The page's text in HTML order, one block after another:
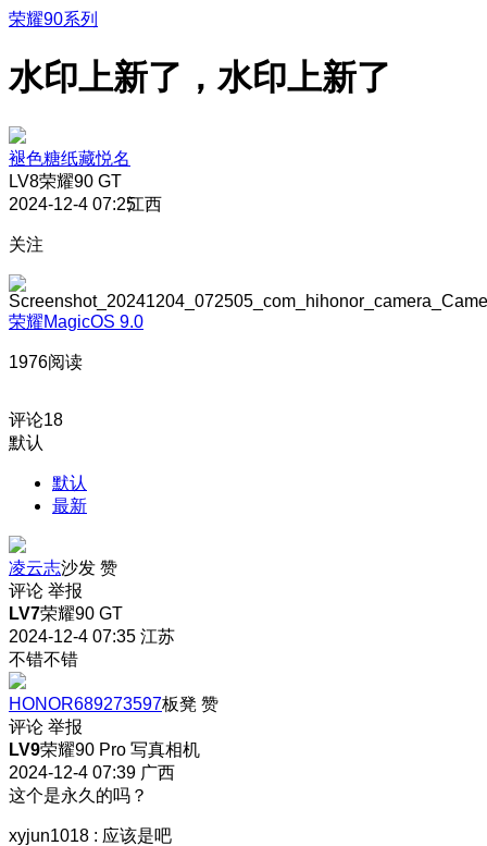
荣耀90系列
水印上新了，水印上新了
褪色糖纸藏悦名
LV8荣耀90 GT
2024-12-4 07:25江西
关注
荣耀MagicOS 9.0
1976阅读
评论18
默认
默认
最新
凌云志沙发 赞
评论 举报
LV7荣耀90 GT
2024-12-4 07:35 江苏
不错不错
HONOR689273597板凳 赞
评论 举报
LV9荣耀90 Pro 写真相机
2024-12-4 07:39 广西
这个是永久的吗？
xyjun1018 : 应该是吧